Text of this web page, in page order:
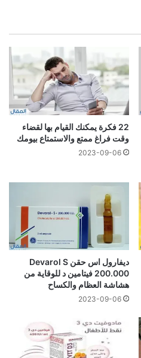
22 فكرة يمكنك القيام بها لقضاء
وقت فراغ ممتع والاستمتاع بيومك
2023-09-06
ديفارول اس حقن Devarol S
200.000 فيتامين د للوقاية من
هشاشة العظام والكساح
2023-09-06